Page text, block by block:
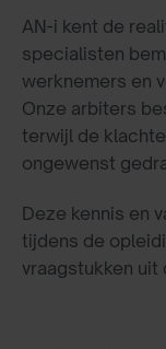
AN-i kent de
specialisten
werknemers en
Onze arbiters
terwijl de
ongewenst
Deze kennis en
tijdens de
vraagstukken uit